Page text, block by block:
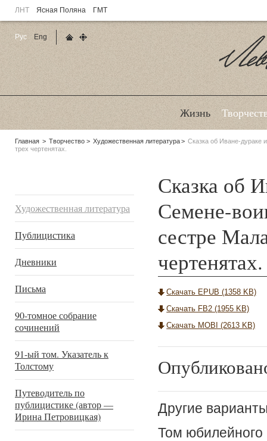
ЛНТ Ясная Поляна ГМТ
Жизнь
Родительские
страницы:
Главная Творчество Художественная литература
Сказка об Иване-дураке
трех чертенятах.
Художественная литература
Публицистика
Дневники
Письма
90-томное собрание
сочинений
91-ый том. Указатель к
Толстому
Путеводитель по
публицистике (автор —
Ирина Петровицкая)
Сказка об
Семене-
сестре
чертенятах.
Скачать EPUB (1358 KB)
Скачать FB2 (1955 KB)
Скачать MOBI (2613 KB)
Другие
Том юбилейного
Рус
Eng